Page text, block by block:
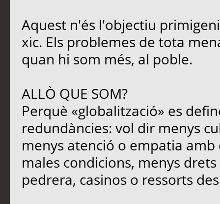
Aquest n'és l'objectiu
xic. Els problemes de tota
quan hi som més, al poble.
ALLÒ QUE SOM?
Perquè «globalització» es
redundàncies: vol dir menys
menys atenció o empatia
males condicions, menys
pedrera, casinos o ressorts